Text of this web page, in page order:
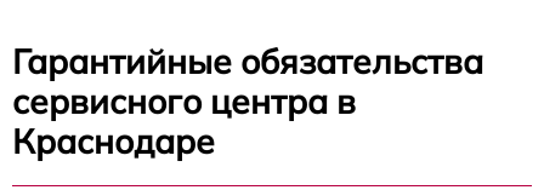
Гарантийные обязательства
сервисного центра в
Краснодаре